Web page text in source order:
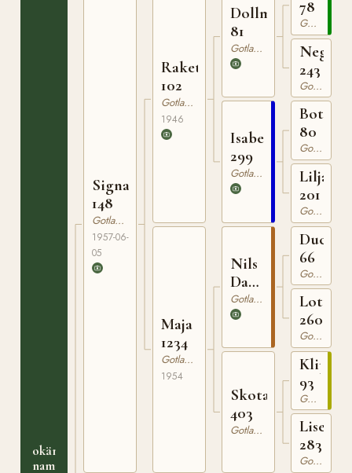
okänt
namn
Signal
148
Gotlandsruss
1957-06-
05
Raketen
102
Gotlandsruss
1946
Maja
1234
Gotlandsruss
1954
Dollman
81
Gotlandsruss
Isabella
299
Gotlandsruss
Nils
Dacke
94 Gotlandsruss
Skota
403
Gotlandsruss
78
Gotlandsruss
Nego
243
Gotlandsruss
Botajr
80
Gotlandsruss
Liljan
201
Gotlandsruss
Ducke
66
Gotlandsruss
Lotta
260
Gotlandsruss
Klipp
93
Gotlandsruss
Lisen
283
Gotlandsruss